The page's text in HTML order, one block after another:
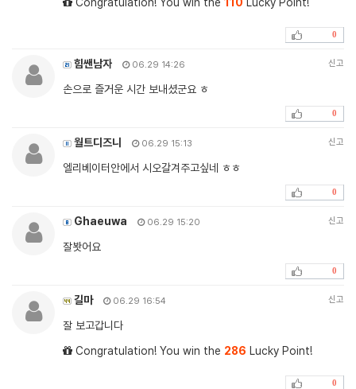
Congratulation! You win the 110 Lucky Point!
0
힘쌘남자 06.29 14:26 신고
손으로 즐거운 시간 보내셨군요 ㅎ
0
월트디즈니 06.29 15:13 신고
엘리베이터안에서 시오갈겨주고싶네 ㅎㅎ
0
Ghaeuwa 06.29 15:20 신고
잘봣어요
0
길마 06.29 16:54 신고
잘 보고갑니다
Congratulation! You win the 286 Lucky Point!
0